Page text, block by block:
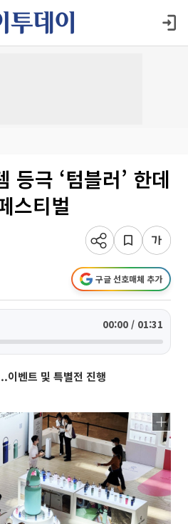
등극 ‘텀블러’ 한데
스티벌
구글 선호매체 추가
00:00 / 01:31
이벤트 및 특별전 진행